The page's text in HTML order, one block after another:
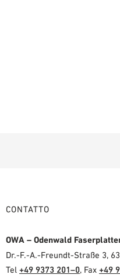
CONTATTO
OWA – Odenwald
Dr.-F.-A.-Freundt-Straße 3,
Tel +49 9373 201–0, Fax +49